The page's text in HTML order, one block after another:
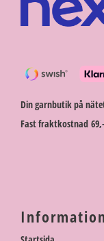
Din garnbutik på
Fast fraktkostnad
Information